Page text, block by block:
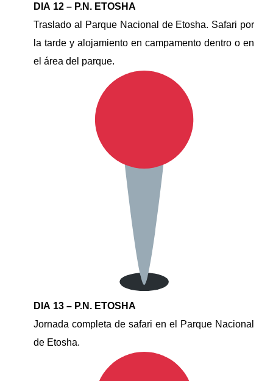
DIA 12 – P.N. ETOSHA
Traslado al Parque Nacional de Etosha. Safari por
la tarde y alojamiento en campamento dentro o en
el área del parque.
DIA 13 – P.N. ETOSHA
Jornada completa de safari en el Parque Nacional
de Etosha.